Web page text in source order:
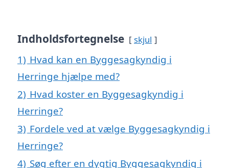
Indholdsfortegnelse skjul
1) Hvad kan en Byggesagkyndig i
Herringe hjælpe med?
2) Hvad koster en Byggesagkyndig i
Herringe?
3) Fordele ved at vælge Byggesagkyndig i
Herringe?
4) Søg efter en dygtig Byggesagkyndig i